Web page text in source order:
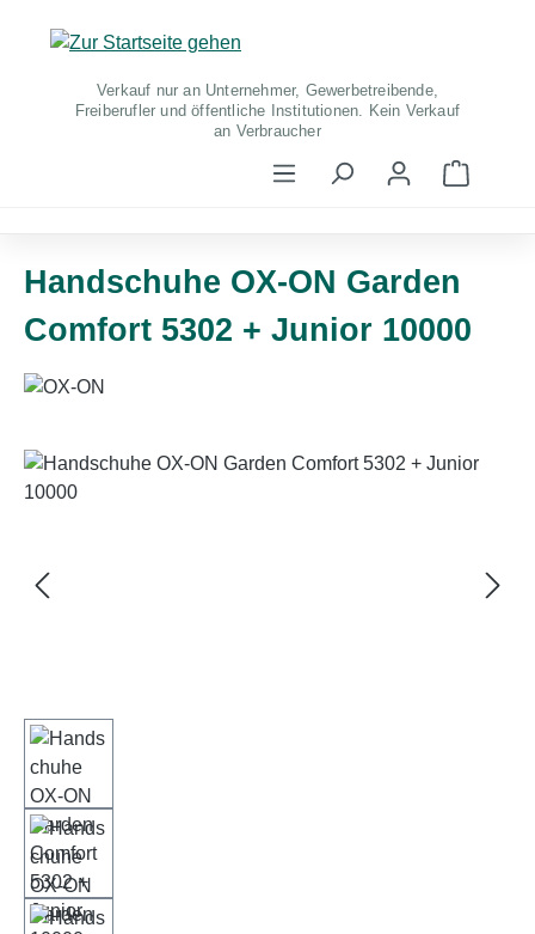
Zum Hauptinhalt springen
Verkauf nur an Unternehmer, Gewerbetreibende,
Freiberufler und öffentliche Institutionen. Kein Verkauf
an Verbraucher
Handschuhe OX-ON Garden
Comfort 5302 + Junior 10000
Bildergalerie überspringen